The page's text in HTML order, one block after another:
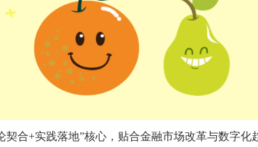
合+实践落地”核心，贴合金融市场改革与数字化